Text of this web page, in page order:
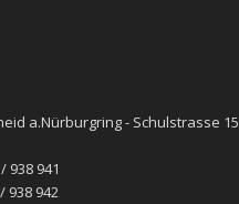
a.Nürburgring - Schulstrasse 15
938 941
938 942